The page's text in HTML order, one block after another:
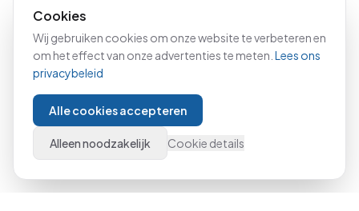
Cookies
Wij gebruiken cookies om onze website te verbeteren en
om het effect van onze advertenties te meten. Lees ons
privacybeleid
Alle cookies accepteren
Alleen noodzakelijk Cookie details